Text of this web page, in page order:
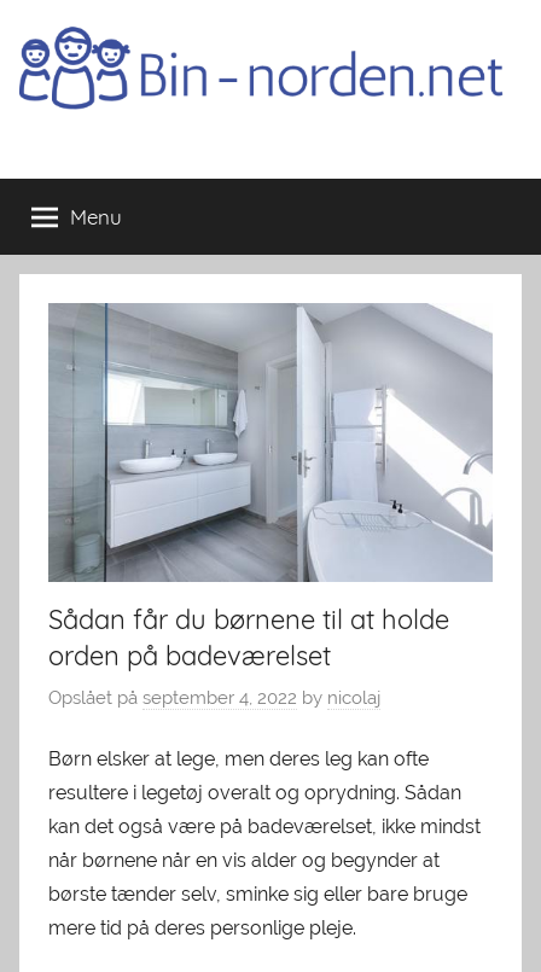
content
Bin-
norden.net
Menu
Sådan får du børnene til at holde
orden på badeværelset
Opslået på september 4, 2022 by nicolaj
Børn elsker at lege, men deres leg kan ofte
resultere i legetøj overalt og oprydning. Sådan
kan det også være på badeværelset, ikke mindst
når børnene når en vis alder og begynder at
børste tænder selv, sminke sig eller bare bruge
mere tid på deres personlige pleje.